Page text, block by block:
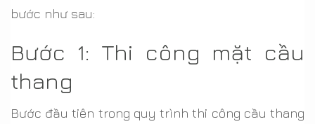
bước như sau:
Bước 1: Thi công mặt cầu
thang
Bước đầu tiên trong quy trình thi công cầu thang